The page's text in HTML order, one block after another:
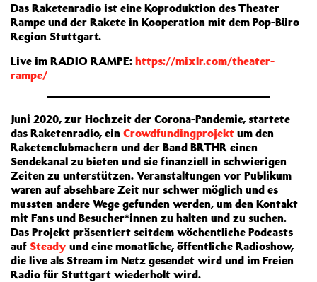
Das Raketenradio ist eine Koproduktion des Theater
Rampe und der Rakete in Kooperation mit dem Pop-Büro
Region Stuttgart.
Live im RADIO RAMPE: https://mixlr.com/theater-
rampe/
Juni 2020, zur Hochzeit der Corona-Pandemie, startete
das Raketenradio, ein Crowdfundingprojekt um den
Raketenclubmachern und der Band BRTHR einen
Sendekanal zu bieten und sie finanziell in schwierigen
Zeiten zu unterstützen. Veranstaltungen vor Publikum
waren auf absehbare Zeit nur schwer möglich und es
mussten andere Wege gefunden werden, um den Kontakt
mit Fans und Besucher*innen zu halten und zu suchen.
Das Projekt präsentiert seitdem wöchentliche Podcasts
auf Steady und eine monatliche, öffentliche Radioshow,
die live als Stream im Netz gesendet wird und im Freien
Radio für Stuttgart wiederholt wird.